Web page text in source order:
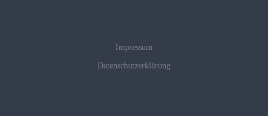
Impressum
Datenschutzerklärung